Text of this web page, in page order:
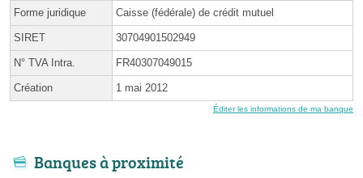
Forme juridique Caisse (fédérale) de crédit mutuel
SIRET 30704901502949
N° TVA Intra. FR40307049015
Création 1 mai 2012
Éditer les informations de ma banque
Banques à proximité